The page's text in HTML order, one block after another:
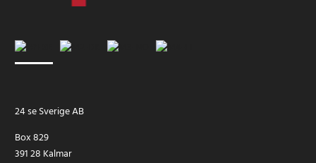
24 se Sverige AB
Box 829
391 28 Kalmar